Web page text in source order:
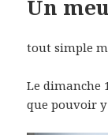
Un
tout simple
Le dimanche
que pouvoir